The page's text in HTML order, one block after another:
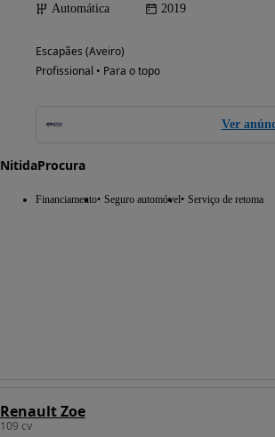
Automática
2019
Escapães (Aveiro)
Profissional • Para o topo
Ver
NitidaProcura
Financiamento Seguro automóvel Serviço de retoma
Renault Zoe
109 cv